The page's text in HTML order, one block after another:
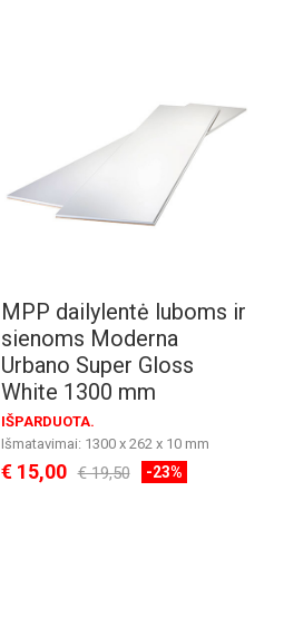
MPP dailylentė luboms ir
sienoms Moderna
Urbano Super Gloss
White 1300 mm
IŠPARDUOTA.
Išmatavimai: 1300 x 262 x 10 mm
Pakuotė: 6 vnt. / 2.044 m2
Kaina už 1 m2
€ 15,00 € 19,50 -23%